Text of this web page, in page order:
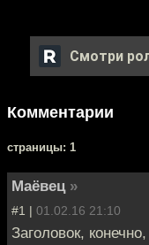
Смотри
Комментарии
cтраницы: 1
Маёвец »
#1 | 01.02.16 21:10
Заголовок,